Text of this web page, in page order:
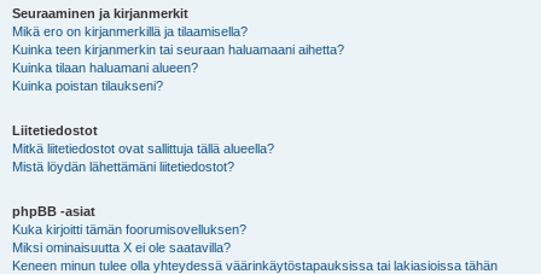
Seuraaminen ja kirjanmerkit
Mikä ero on kirjanmerkillä ja tilaamisella?
Kuinka teen kirjanmerkin tai seuraan haluamaani aihetta?
Kuinka tilaan haluamani alueen?
Kuinka poistan tilaukseni?
Liitetiedostot
Mitkä liitetiedostot ovat sallittuja tällä alueella?
Mistä löydän lähettämäni liitetiedostot?
phpBB -asiat
Kuka kirjoitti tämän foorumisovelluksen?
Miksi ominaisuutta X ei ole saatavilla?
Keneen minun tulee olla yhteydessä väärinkäytöstapauksissa tai lakiasioissa tähän